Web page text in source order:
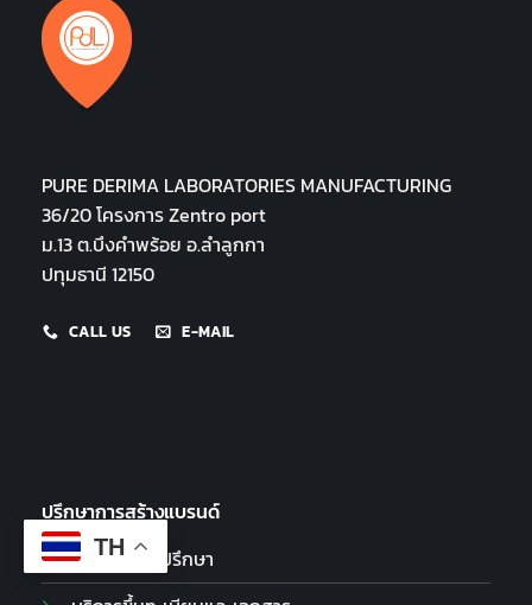
PURE DERIMA LABORATORIES MANUFACTURING
36/20 โครงการ Zentro port
ม.13 ต.บึงคำพร้อย อ.ลำลูกกา
ปทุมธานี 12150
CALL US E-MAIL
ปรึกษาการสร้างแบรนด์
บริการให้คำปรึกษา
TH